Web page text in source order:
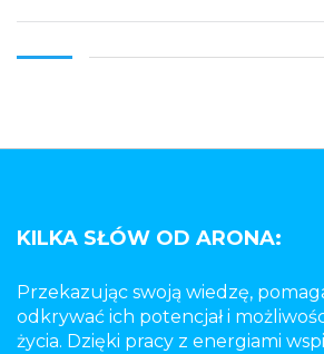
KILKA SŁÓW OD ARONA:
Przekazując swoją wiedzę,
odkrywać ich potencjał i
życia. Dzięki pracy z energiami